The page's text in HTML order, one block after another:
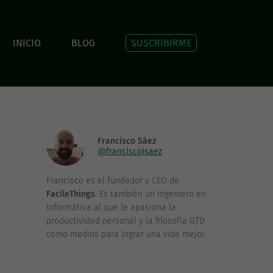
INICIO BLOG SUSCRIBIRME
Francisco Sáez
@franciscojsaez
Francisco es el fundador y CEO de
FacileThings. Es también un Ingeniero en
Informática al que le apasiona la
productividad personal y la filosofía GTD
como medios para lograr una vida mejor.